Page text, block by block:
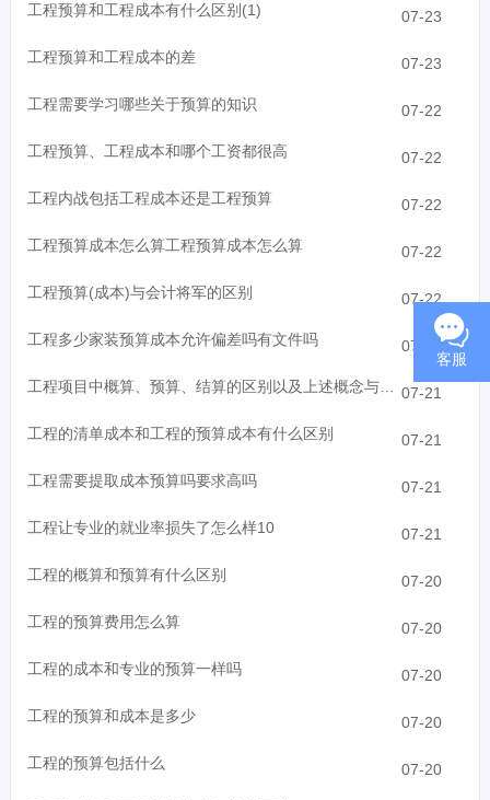
客服
工程预算和工程成本有什么区别(1) 07-23
工程预算和工程成本的差 07-23
工程需要学习哪些关于预算的知识 07-22
工程预算、工程成本和哪个工资都很高 07-22
工程内战包括工程成本还是工程预算 07-22
工程预算成本怎么算工程预算成本怎么算 07-22
工程预算(成本)与会计将军的区别 07-22
工程多少家装预算成本允许偏差吗有文件吗 07-21
工程项目中概算、预算、结算的区别以及上述概念与成本的关系 07-21
工程的清单成本和工程的预算成本有什么区别 07-21
工程需要提取成本预算吗要求高吗 07-21
工程让专业的就业率损失了怎么样10 07-21
工程的概算和预算有什么区别 07-20
工程的预算费用怎么算 07-20
工程的成本和专业的预算一样吗 07-20
工程的预算和成本是多少 07-20
工程的预算包括什么 07-20